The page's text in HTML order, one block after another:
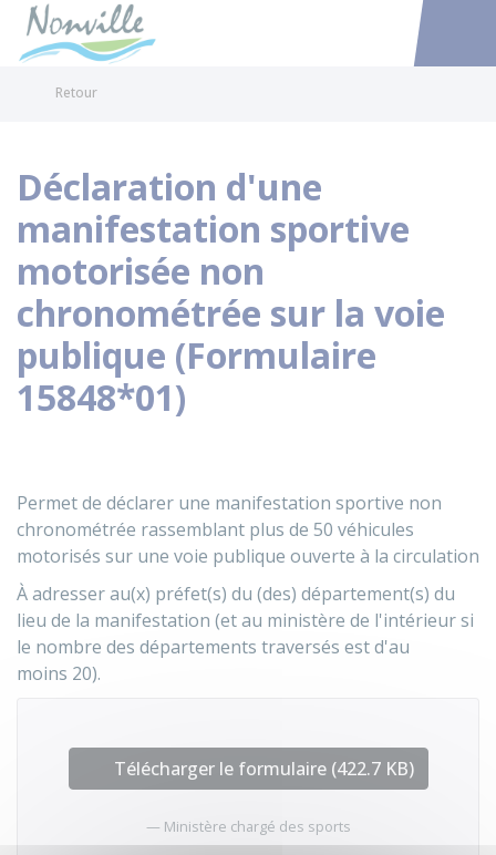
Accéder
Retour
Déclaration d'une
manifestation sportive
motorisée non
chronométrée sur la voie
publique (Formulaire
15848*01)
Permet de déclarer une manifestation sportive non
chronométrée rassemblant plus de 50 véhicules
motorisés sur une voie publique ouverte à la circulation
À adresser au(x) préfet(s) du (des) département(s) du
lieu de la manifestation (et au ministère de l'intérieur si
le nombre des départements traversés est d'au
moins 20).
Télécharger le formulaire (422.7 KB)
Ministère chargé des sports